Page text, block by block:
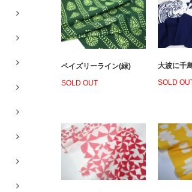
ペイズリーライン(緑)
SOLD OUT
大波に千
SOLD